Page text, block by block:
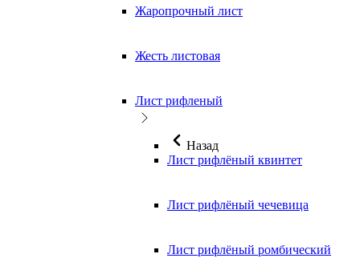
Жаропрочный лист
Жесть листовая
Лист рифленый
Назад
Лист рифлёный квинтет
Лист рифлёный чечевица
Лист рифлёный ромбический